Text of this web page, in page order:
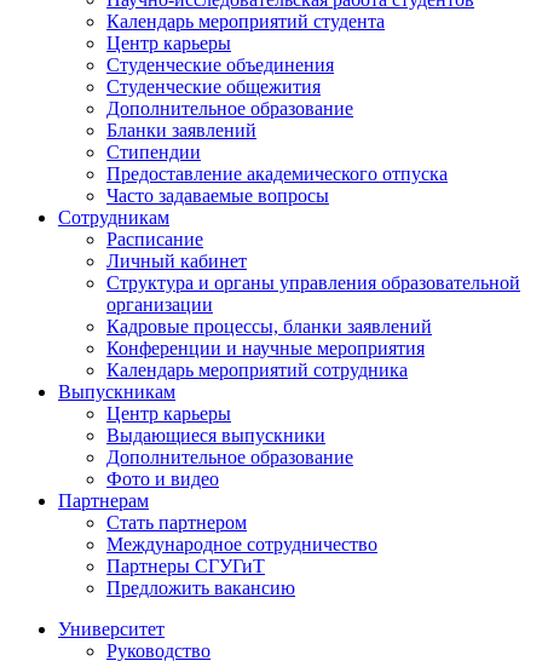
Календарь мероприятий студента
Центр карьеры
Студенческие объединения
Студенческие общежития
Дополнительное образование
Бланки заявлений
Стипендии
Предоставление академического отпуска
Часто задаваемые вопросы
Сотрудникам
Расписание
Личный кабинет
Структура и органы управления образовательной
организации
Кадровые процессы, бланки заявлений
Конференции и научные мероприятия
Календарь мероприятий сотрудника
Выпускникам
Центр карьеры
Выдающиеся выпускники
Дополнительное образование
Фото и видео
Партнерам
Стать партнером
Международное сотрудничество
Партнеры СГУГиТ
Предложить вакансию
Университет
Руководство